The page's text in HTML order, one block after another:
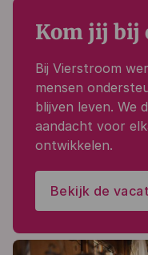
Kom jij bij
Bij Vierstroom
mensen
blijven leven. We
aandacht voor
ontwikkelen.
Bekijk de